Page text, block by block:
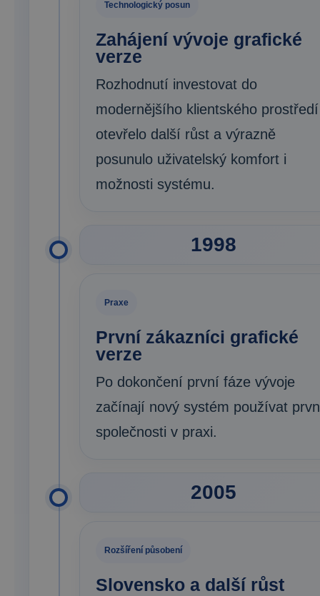
Technologický posun
Zahájení vývoje grafické
verze
Rozhodnutí investovat do
modernějšího klientského prostředí
otevřelo další růst a výrazně
posunulo uživatelský komfort i
možnosti systému.
1998
Praxe
První zákazníci grafické
verze
Po dokončení první fáze vývoje
začínají nový systém používat
společnosti v praxi.
2005
Rozšíření působení
Slovensko a další růst